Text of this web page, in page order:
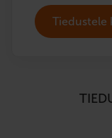
Tiedustele